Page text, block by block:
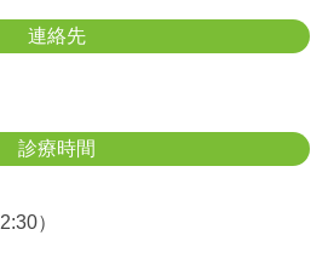
連絡先
診療時間
）